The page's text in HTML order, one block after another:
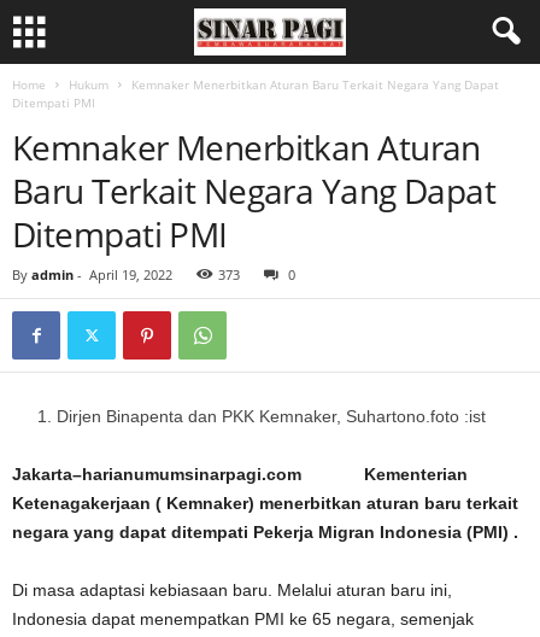
Home Hukum
Kemnaker Menerbitkan Aturan Baru Terkait Negara Yang Dapat
Ditempati PMI
Kemnaker Menerbitkan Aturan
Baru Terkait Negara Yang Dapat
Ditempati PMI
By admin - April 19, 2022 373 0
Dirjen Binapenta dan PKK Kemnaker, Suhartono.foto :ist
Jakarta–harianumumsinarpagi.com Kementerian
Ketenagakerjaan ( Kemnaker) menerbitkan aturan baru terkait
negara yang dapat ditempati Pekerja Migran Indonesia (PMI) .
Di masa adaptasi kebiasaan baru. Melalui aturan baru ini,
Indonesia dapat menempatkan PMI ke 65 negara, semenjak